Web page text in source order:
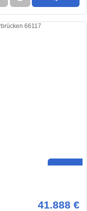
41.888 €